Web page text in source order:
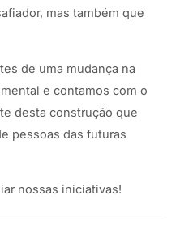
mas também que
de uma mudança na
e contamos com o
desta construção que
pessoas das futuras
nossas iniciativas!